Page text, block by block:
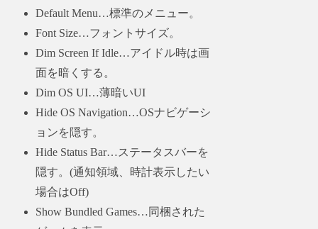
Default Menu…標準のメニュー。
Font Size…フォントサイズ。
Dim Screen If Idle…アイドル時は画
面を暗くする。
Dim OS UI…薄暗いUI
Hide OS Navigation…OSナビゲーシ
ョンを隠す。
Hide Status Bar…ステータスバーを
隠す。(通知領域、時計表示したい
場合はOff)
Show Bundled Games…同梱された